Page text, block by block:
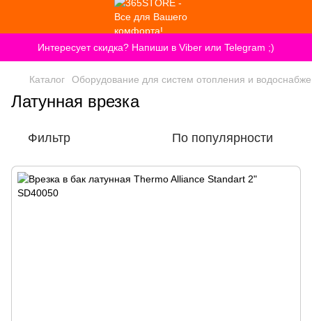
Интересует скидка? Напиши в Viber или Telegram ;)
Каталог Оборудование для систем отопления и
Латунная врезка
Фильтр По популярности